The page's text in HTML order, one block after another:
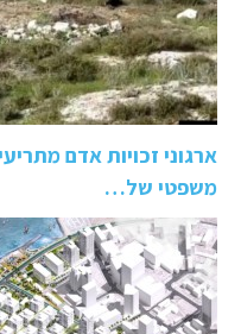
ארגוני זכויות אדם
משפטי של…